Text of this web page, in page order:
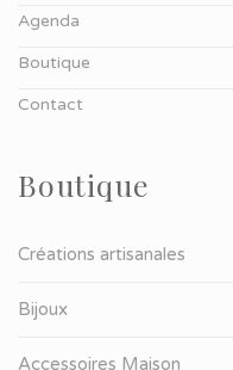
Agenda
Boutique
Contact
Boutique
Créations artisanales
Bijoux
Accessoires Maison